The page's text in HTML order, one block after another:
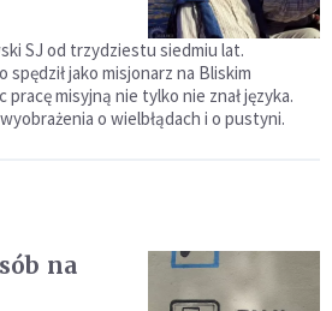
SJ od trzydziestu siedmiu lat.
spędził jako misjonarz na Bliskim
misyjną nie tylko nie znał języka.
o wielbłądach i o pustyni.
na